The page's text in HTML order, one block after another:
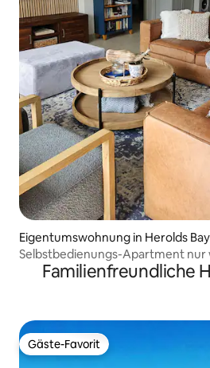
Eigentumswohnung in Herolds Bay
Selbstbedienungs-Apartment nur
vom Strand entfernt
Familienfreundliche
Gäste-Favorit
Gäste-Favorit